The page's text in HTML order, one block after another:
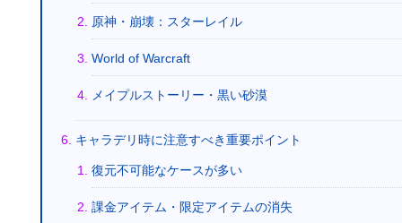
原神・崩壊：スターレイル
World of Warcraft
メイプルストーリー・黒い砂漠
キャラデリ時に注意すべき重要ポイント
復元不可能なケースが多い
課金アイテム・限定アイテムの消失